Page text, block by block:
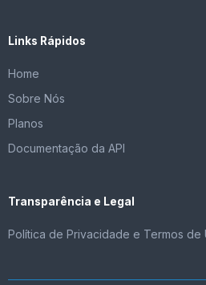
Links Rápidos
Home
Sobre Nós
Planos
Documentação da API
Transparência e Legal
Política de Privacidade e Termos de